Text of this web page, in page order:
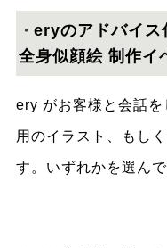
・ eryのアドバイス
全身似顔絵 制作イ
ery がお客様と会話
用のイラスト、もし
す。いずれかを選ん